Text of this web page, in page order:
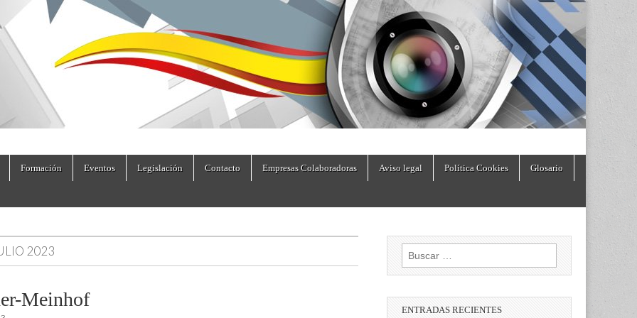
Formación Eventos Legislación Contacto Empresas Colaboradoras Aviso legal Política Cookies Glosario
2023
Meinhof
Buscar:
ENTRADAS RECIENTES